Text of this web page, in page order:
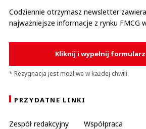
Codziennie otrzymasz newsletter
najważniejsze informacje z rynku FMCG
Kliknij i wypełnij formularz
* Rezygnacja jest możliwa w każdej chwili.
PRZYDATNE LINKI
Zespół redakcyjny Współpraca